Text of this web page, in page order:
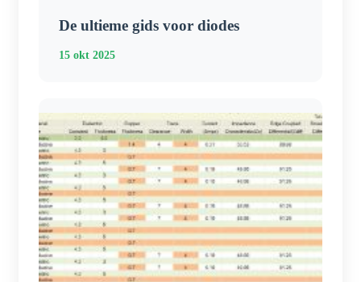
De ultieme gids voor diodes
15 okt 2025